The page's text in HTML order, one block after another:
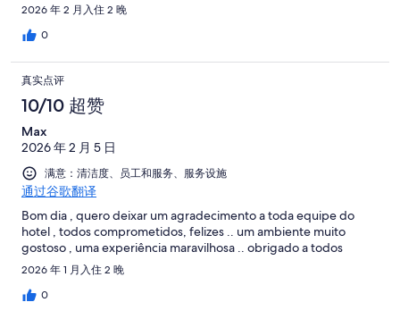
2026 年 2 月入住 2 晚
0
真实点评
10/10 超赞
Max
2026 年 2 月 5 日
满意：清洁度、员工和服务、服务设施
通过谷歌翻译
Bom dia , quero deixar um agradecimento a toda equipe do
hotel , todos comprometidos, felizes .. um ambiente muito
gostoso , uma experiência maravilhosa .. obrigado a todos
2026 年 1 月入住 2 晚
0